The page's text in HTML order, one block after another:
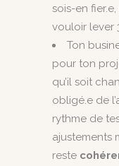
sois-en
vouloir lever
Ton
pour ton
qu’il soit
obligé.e de
rythme de
ajustements
reste